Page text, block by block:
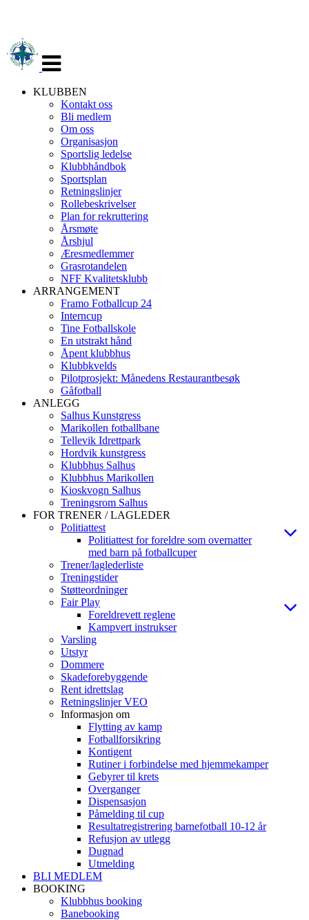
navigasjon
KLUBBEN
Kontakt oss
Bli medlem
Om oss
Organisasjon
Sportslig ledelse
Klubbhåndbok
Sportsplan
Retningslinjer
Rollebeskrivelser
Plan for rekruttering
Årsmøte
Årshjul
Æresmedlemmer
Grasrotandelen
NFF Kvalitetsklubb
ARRANGEMENT
Framo Fotballcup 24
Interncup
Tine Fotballskole
En utstrakt hånd
Åpent klubbhus
Klubbkvelds
Pilotprosjekt: Månedens Restaurantbesøk
Gåfotball
ANLEGG
Salhus Kunstgress
Marikollen fotballbane
Tellevik Idrettpark
Hordvik kunstgress
Klubbhus Salhus
Klubbhus Marikollen
Kioskvogn Salhus
Treningsrom Salhus
FOR TRENER / LAGLEDER
Politiattest
Politiattest for foreldre som overnatter
med barn på fotballcuper
Trener/laglederliste
Treningstider
Støtteordninger
Fair Play
Foreldrevett reglene
Kampvert instrukser
Varsling
Utstyr
Dommere
Skadeforebyggende
Rent idrettslag
Retningslinjer VEO
Informasjon om
Flytting av kamp
Fotballforsikring
Kontigent
Rutiner i forbindelse med hjemmekamper
Gebyrer til krets
Overganger
Dispensasjon
Påmelding til cup
Resultatregistrering barnefotball 10-12 år
Refusjon av utlegg
Dugnad
Utmelding
BLI MEDLEM
BOOKING
Klubbhus booking
Banebooking